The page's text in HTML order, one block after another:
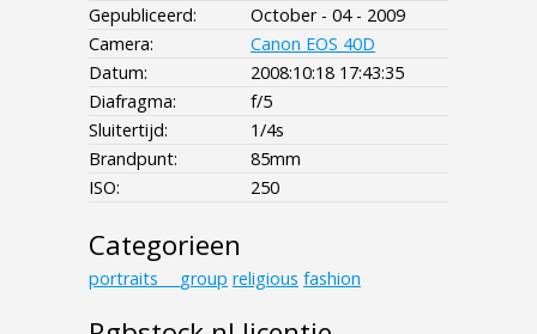
Gepubliceerd:
October - 04 - 2009
Camera:
Canon EOS 40D
Datum:
2008:10:18 17:43:35
Diafragma:
f/5
Sluitertijd:
1/4s
Brandpunt:
85mm
ISO:
250
Categorieen
portraits___group religious fashion